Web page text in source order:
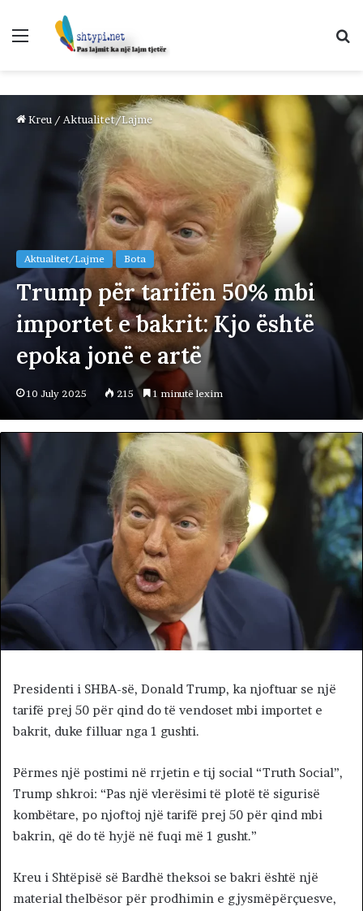
Menu
Kreu / Aktualitet/Lajme
Aktualitet/Lajme Bota
Trump për tarifën 50% mbi
importet e bakrit: Kjo është
epoka jonë e artë
10 July 2025 215 1 minutë lexim
Presidenti i SHBA-së, Donald Trump, ka njoftuar se një
tarifë prej 50 për qind do të vendoset mbi importet e
bakrit, duke filluar nga 1 gushti.
Përmes një postimi në rrjetin e tij social “Truth Social”,
Trump shkroi: “Pas një vlerësimi të plotë të sigurisë
kombëtare, po njoftoj një tarifë prej 50 për qind mbi
bakrin, që do të hyjë në fuqi më 1 gusht.”
Kreu i Shtëpisë së Bardhë theksoi se bakri është një
material thelbësor për prodhimin e gjysmëpërçuesve,